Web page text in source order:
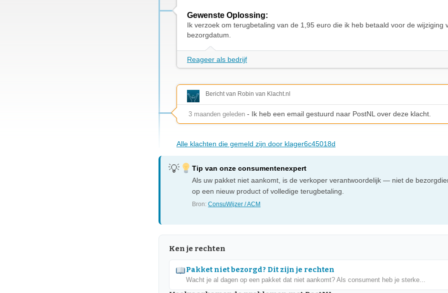
Gewenste Oplossing:
Ik verzoek om terugbetaling van de 1,95 euro die ik heb betaald voor de wijziging
bezorgdatum.
Reageer als bedrijf
Bericht van Robin van Klacht.nl
3 maanden geleden - Ik heb een email gestuurd naar PostNL over deze klacht.
Alle klachten die gemeld zijn door klager6c45018d
Tip van onze consumentenexpert
Als uw pakket niet aankomt, is de verkoper verantwoordelijk — niet de
op een nieuw product of volledige terugbetaling.
Bron:ConsuWijzer / ACM
Ken je rechten
Pakket niet bezorgd? Dit zijn je rechten
Wacht je al dagen op een pakket dat niet aankomt? Als consument heb je sterke...